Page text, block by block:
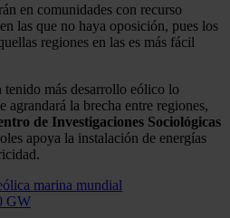
en comunidades con recurso
las que no haya oposición, pues los
regiones en las es más fácil
tenido más desarrollo eólico lo
agrandará la brecha entre regiones,
de Investigaciones Sociológicas
apoya la instalación de energías